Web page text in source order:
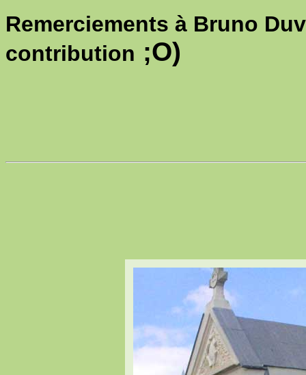
Remerciements à Bruno
contribution ;O)